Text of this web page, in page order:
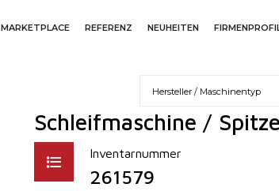
MARKETPLACE REFERENZ NEUHEITEN
Schleifmaschine /
Inventarnummer
261579